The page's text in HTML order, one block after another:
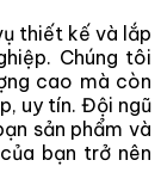
thiết kế và lắp
Chúng tôi
cao mà còn
uy tín. Đội ngũ
sản phẩm và
bạn trở nên